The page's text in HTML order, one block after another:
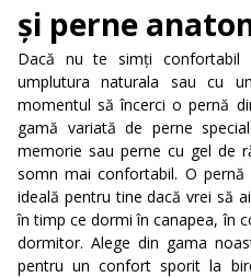
și perne
Dacă nu te simți
umplutura naturala sau cu
momentul să încerci o pernă
gamă variată de perne
memorie sau perne cu gel de
somn mai confortabil. O
ideală pentru tine dacă vrei să
în timp ce dormi în canapea, în
dormitor. Alege din gama
pentru un confort sporit la